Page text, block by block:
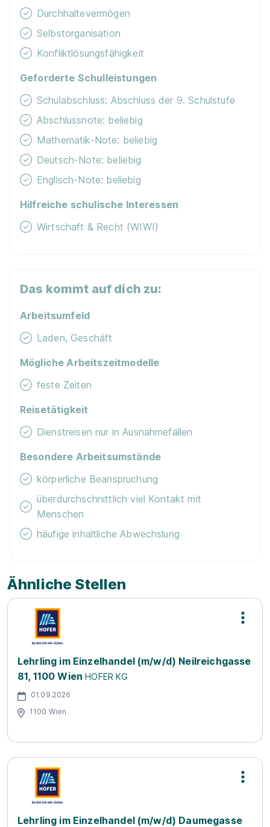
Ähnliche Stellen
Lehrling im Einzelhandel (m/w/d) Neilreichgasse
81, 1100 Wien HOFER KG
01.09.2026
1100 Wien
Lehrling im Einzelhandel (m/w/d) Daumegasse
Durchhaltevermögen
Selbstorganisation
Konfliktlösungsfähigkeit
Geforderte Schulleistungen
Schulabschluss: Abschluss der 9. Schulstufe
Abschlussnote: beliebig
Mathematik-Note: beliebig
Deutsch-Note: beliebig
Englisch-Note: beliebig
Hilfreiche schulische Interessen
Wirtschaft & Recht (WIWI)
Das kommt auf dich zu:
Arbeitsumfeld
Laden, Geschäft
Mögliche Arbeitszeitmodelle
feste Zeiten
Reisetätigkeit
Dienstreisen nur in Ausnahmefällen
Besondere Arbeitsumstände
körperliche Beanspruchung
überdurchschnittlich viel Kontakt mit
Menschen
häufige inhaltliche Abwechslung